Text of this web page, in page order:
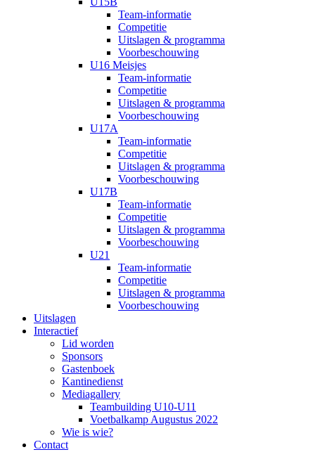
Team-informatie
Competitie
Uitslagen & programma
Voorbeschouwing
U16 Meisjes
Team-informatie
Competitie
Uitslagen & programma
Voorbeschouwing
U17A
Team-informatie
Competitie
Uitslagen & programma
Voorbeschouwing
U17B
Team-informatie
Competitie
Uitslagen & programma
Voorbeschouwing
U21
Team-informatie
Competitie
Uitslagen & programma
Voorbeschouwing
Uitslagen
Interactief
Lid worden
Sponsors
Gastenboek
Kantinedienst
Mediagallery
Teambuilding U10-U11
Voetbalkamp Augustus 2022
Wie is wie?
Contact